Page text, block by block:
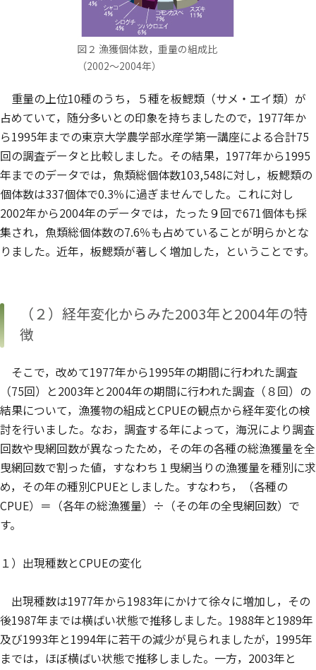
図２ 漁獲個体数，重量の組成比
（2002～2004年）
重量の上位10種のうち，５種を板鰓類（サメ・エイ類）が
占めていて，随分多いとの印象を持ちましたので，1977年か
ら1995年までの東京大学農学部水産学第一講座による合計75
回の調査データと比較しました。その結果，1977年から1995
年までのデータでは，魚類総個体数103,548に対し，板鰓類の
個体数は337個体で0.3％に過ぎませんでした。これに対し
2002年から2004年のデータでは，たった９回で671個体も採
集され，魚類総個体数の7.6％も占めていることが明らかとな
りました。近年，板鰓類が著しく増加した，ということです。
（２）経年変化からみた2003年と2004年の特
徴
そこで，改めて1977年から1995年の期間に行われた調査
（75回）と2003年と2004年の期間に行われた調査（８回）の
結果について，漁獲物の組成とCPUEの観点から経年変化の検
討を行いました。なお，調査する年によって，海況により調査
回数や曳網回数が異なったため，その年の各種の総漁獲量を全
曳網回数で割った値，すなわち１曳網当りの漁獲量を種別に求
め，その年の種別CPUEとしました。すなわち，（各種の
CPUE）＝（各年の総漁獲量）÷（その年の全曳網回数）で
す。
１）出現種数とCPUEの変化
出現種数は1977年から1983年にかけて徐々に増加し，その
後1987年までは横ばい状態で推移しました。1988年と1989年
及び1993年と1994年に若干の減少が見られましたが，1995年
までは，ほぼ横ばい状態で推移しました。一方，2003年と